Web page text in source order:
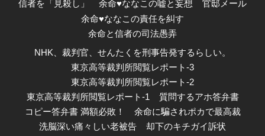
信者を「見殺し」 余命♥ななこの嘘と妄想
官邸メール
余命♥ななこの責任を糾す
余命と信者の司法愚弄
NHK、裁判官、せんたくを刑事告発するらしい。
東京高等裁判所閲覧レポート-3
東京高等裁判所閲覧レポート-2
東京高等裁判所閲覧レポート-1
質問するアホ答弁書
コピー答弁書 満額必敗！
余命に騙されポカで最高裁
洗脳深い痛々しい老被告
却下のキチガイ訴状